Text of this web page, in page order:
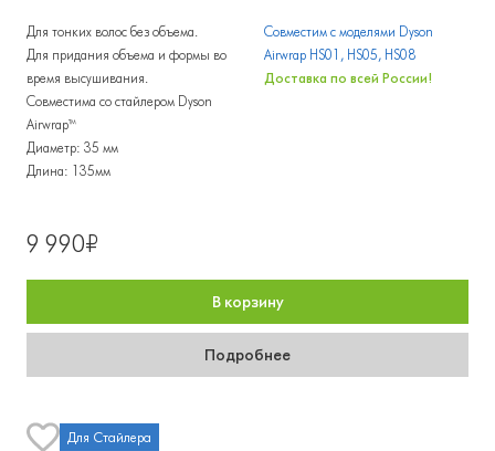
Для тонких волос без объема.
Для придания объема и формы во
время высушивания.
Совместима со стайлером Dyson
Airwrap™
Диаметр: 35 мм
Длина: 135мм
Совместим с моделями Dyson
Airwrap HS01, HS05, HS08
Доставка по всей России!
9 990₽
В корзину
Подробнее
Для Стайлера